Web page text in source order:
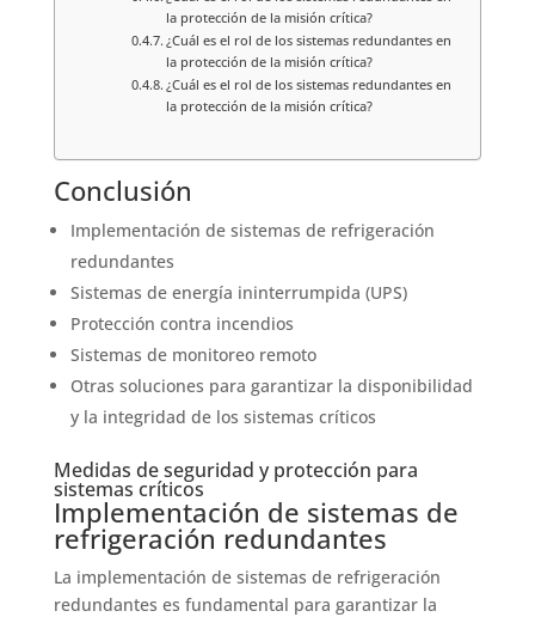
la protección de la misión crítica?
¿Cuál es el rol de los sistemas redundantes en
la protección de la misión crítica?
¿Cuál es el rol de los sistemas redundantes en
la protección de la misión crítica?
Conclusión
Implementación de sistemas de refrigeración
redundantes
Sistemas de energía ininterrumpida (UPS)
Protección contra incendios
Sistemas de monitoreo remoto
Otras soluciones para garantizar la disponibilidad
y la integridad de los sistemas críticos
Medidas de seguridad y protección para
sistemas críticos
Implementación de sistemas de
refrigeración redundantes
La implementación de sistemas de refrigeración
redundantes es fundamental para garantizar la